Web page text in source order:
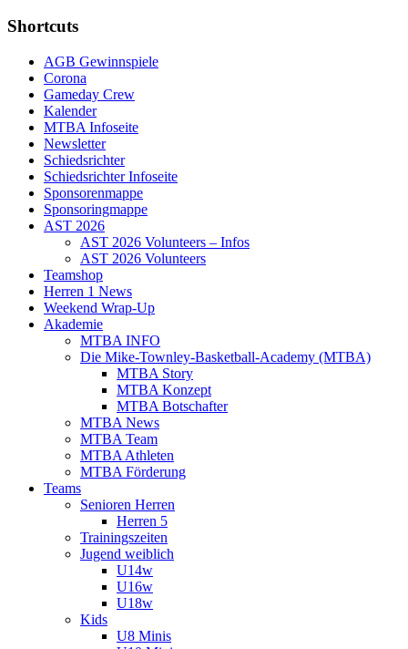
Shortcuts
AGB Gewinnspiele
Corona
Gameday Crew
Kalender
MTBA Infoseite
Newsletter
Schiedsrichter
Schiedsrichter Infoseite
Sponsorenmappe
Sponsoringmappe
AST 2026
AST 2026 Volunteers – Infos
AST 2026 Volunteers
Teamshop
Herren 1 News
Weekend Wrap-Up
Akademie
MTBA INFO
Die Mike-Townley-Basketball-Academy (MTBA)
MTBA Story
MTBA Konzept
MTBA Botschafter
MTBA News
MTBA Team
MTBA Athleten
MTBA Förderung
Teams
Senioren Herren
Herren 5
Trainingszeiten
Jugend weiblich
U14w
U16w
U18w
Kids
U8 Minis